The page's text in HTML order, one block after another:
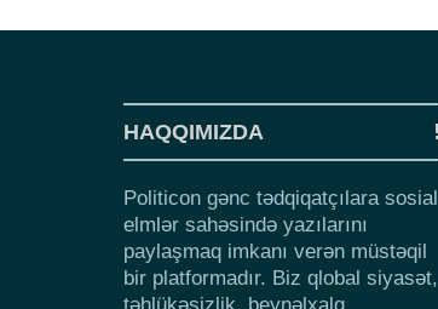
HAQQIMIZDA
Politicon gənc tədqiqatçılara sosial
elmlər sahəsində yazılarını
paylaşmaq imkanı verən müstəqil
bir platformadır. Biz qlobal siyasət,